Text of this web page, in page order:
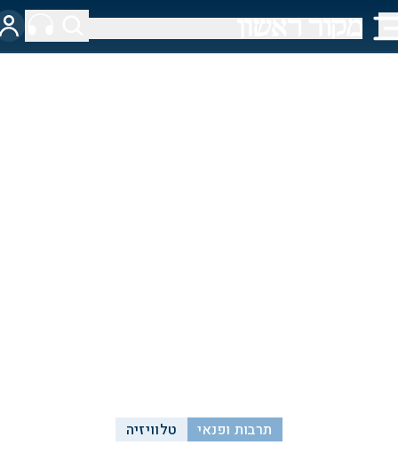
תרבות ופנאי טלוויזיה